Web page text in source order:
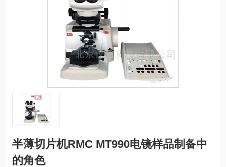
半薄切片机RMC MT990电镜样品制备中
的角色